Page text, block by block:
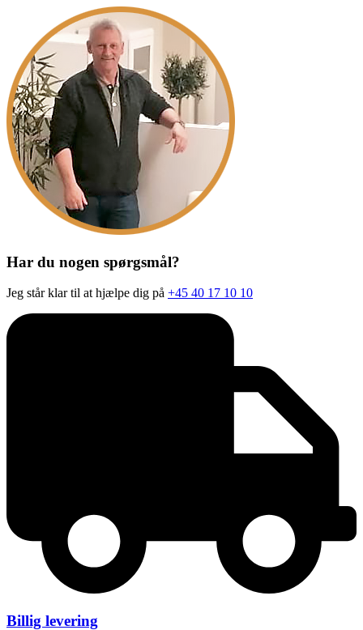
Har du nogen spørgsmål?
Jeg står klar til at hjælpe dig på +45 40 17 10 10
Billig levering